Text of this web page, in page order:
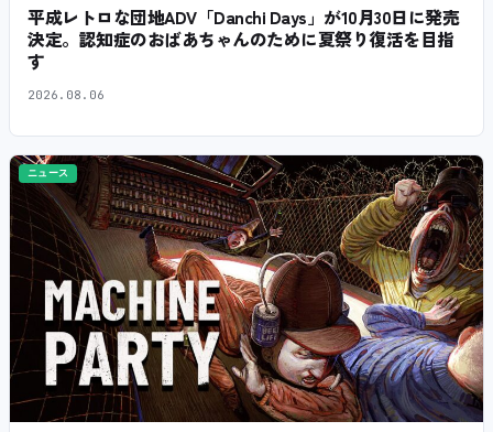
平成レトロな団地ADV「Danchi Days」が10月30日に発売
決定。認知症のおばあちゃんのために夏祭り復活を目指
す
2026.08.06
ニュース